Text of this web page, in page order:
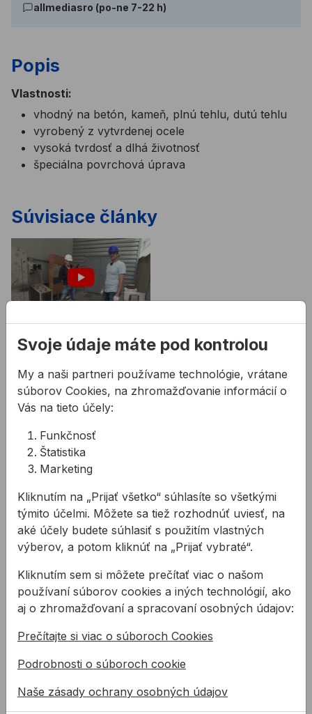
allmediasro (po-ne 7-22 h)
Popis
Vlastnosti:
vhodný na betón, kameň, plnú tehlu, dutú tehlu
vyrobený z vytvrdenej ocele
vysoká tvrdosť a dlhá životnosť
špeciálna povrchová úprava
Súvisiace články
Sekáče do sekacích
kladív
Ako vybrať ten správny
sekáč ? V tejto časti si
ukážeme rôzne typy
kladív a ich praktické
využitie.
Súvisiace produkty
Sekáč PROFIL plochý SDS plus
SDS plus
Sekáč PROFIL drážkovací
drážkovací SDS plus
Svoje údaje máte pod kontrolou
My a naši partneri používame technológie, vrátane
súborov Cookies, na zhromažďovanie informácií o
Vás na tieto účely:
Funkčnosť
Štatistika
Marketing
Kliknutím na „Prijať všetko“ súhlasíte so všetkými
týmito účelmi. Môžete sa tiež rozhodnúť uviesť, na
aké účely budete súhlasiť s použitím vlastných
výberov, a potom kliknúť na „Prijať vybraté“.
Kliknutím sem si môžete prečítať viac o našom
používaní súborov cookies a iných technológií, ako
aj o zhromažďovaní a spracovaní osobných údajov:
Prečítajte si viac o súboroch Cookies
Podrobnosti o súboroch cookie
Naše zásady ochrany osobných údajov